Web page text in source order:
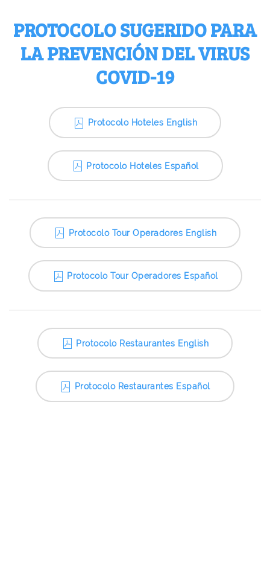
PROTOCOLO SUGERIDO PARA
LA PREVENCIÓN DEL VIRUS
COVID-19
Protocolo Hoteles English
Protocolo Hoteles Español
Protocolo Tour Operadores English
Protocolo Tour Operadores Español
Protocolo Restaurantes English
Protocolo Restaurantes Español